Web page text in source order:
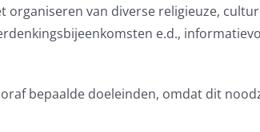
van diverse religieuze,
e.d.,
bepaalde doeleinden, omdat dit